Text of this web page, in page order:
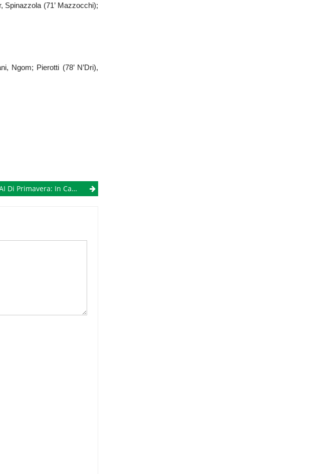
Spinazzola (71’ Mazzocchi);
Ngom; Pierotti (78’ N’Dri),
Oltre 50 Luoghi Aperti Al Pubblico